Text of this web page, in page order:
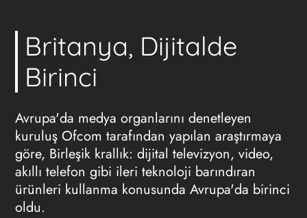
Britanya, Dijitalde
Birinci
Avrupa'da medya organlarını denetleyen
kuruluş Ofcom tarafından yapılan araştırmaya
göre, Birleşik krallık: dijital televizyon, video,
akıllı telefon gibi ileri teknoloji barındıran
ürünleri kullanma konusunda Avrupa'da birinci
oldu.